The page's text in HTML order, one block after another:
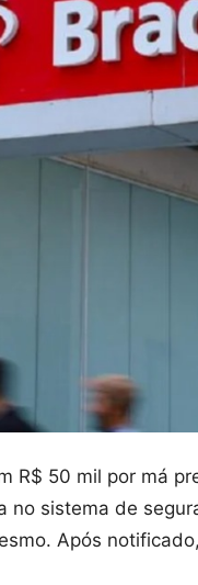
R$ 50 mil por má
no sistema de
Após